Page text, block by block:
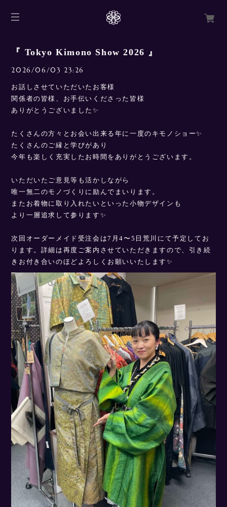
『 Tokyo Kimono Show 2026 』
2026/06/03 23:26
お話しさせていただいたお客様
関係者の皆様、お手伝いくださった皆様
ありがとうございました✨
たくさんの方々とお会い出来る年に一度のキモノショー✨
たくさんのご縁と学びがあり
今年も楽しく充実したお時間をありがとうございます。
いただいたご意見等も活かしながら
唯一無二のモノづくりに励んでまいります。
またお着物に取り入れたいといった小物デザインも
より一層追求して参ります✨
次回オーダーメイド受注会は7月4〜5日荒川にて予定してお
ります。詳細は再度ご案内させていただきますので、引き続
きお付き合いのほどよろしくお願いいたします✨